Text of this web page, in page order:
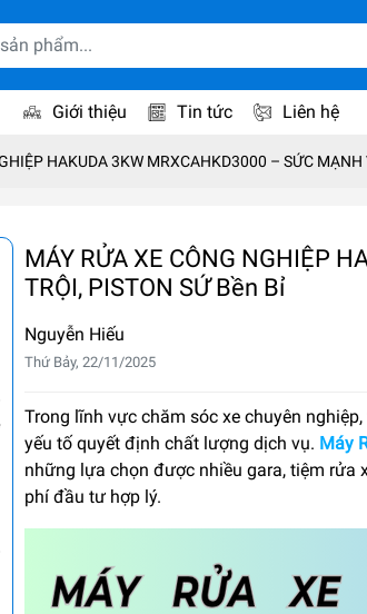
Giới thiệu Tin tức Liên hệ
HAKUDA 3KW MRXCAHKD3000 – SỨC
MÁY RỬA XE CÔNG NGHIỆP
TRỘI, PISTON SỨ Bền Bỉ
Nguyễn Hiếu
Thứ Bảy, 22/11/2025
Trong lĩnh vực chăm sóc xe chuyên
yếu tố quyết định chất lượng dịch vụ. Máy
những lựa chọn được nhiều gara, tiệm rửa
phí đầu tư hợp lý.